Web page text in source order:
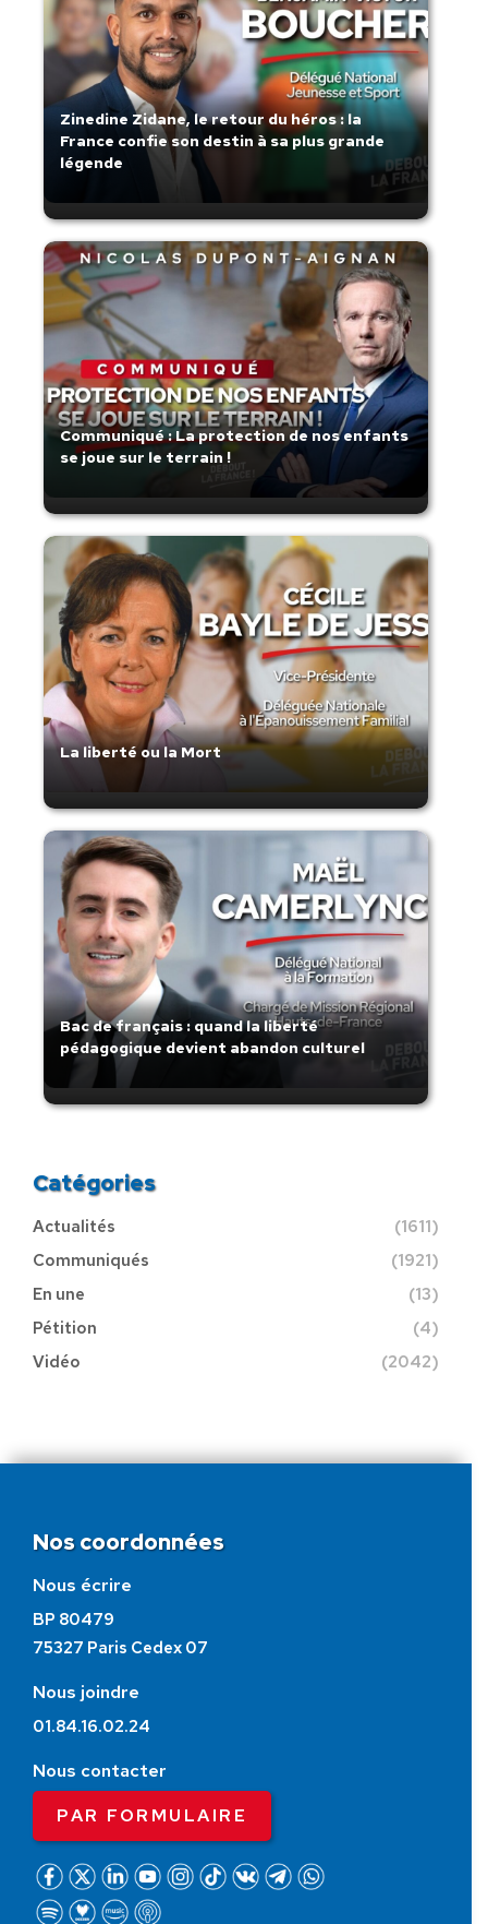
Zinedine Zidane, le retour du héros : la
France confie son destin à sa plus grande
légende
Communiqué : La protection de nos enfants
se joue sur le terrain !
La liberté ou la Mort
Bac de français : quand la liberté
pédagogique devient abandon culturel
Catégories
Actualités
(1611)
Communiqués
(1921)
En une
(13)
Pétition
(4)
Vidéo
(2042)
Nos coordonnées
Nous écrire
BP 80479
75327 Paris Cedex 07
Nous joindre
01.84.16.02.24
Nous contacter
PAR FORMULAIRE